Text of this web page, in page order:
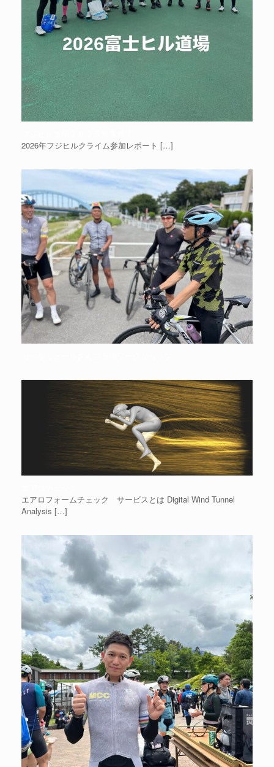
2026年フジヒルクライム参加レポート […]
エアロフォームチェック サービスとは Digital Wind Tunnel
Analysis […]